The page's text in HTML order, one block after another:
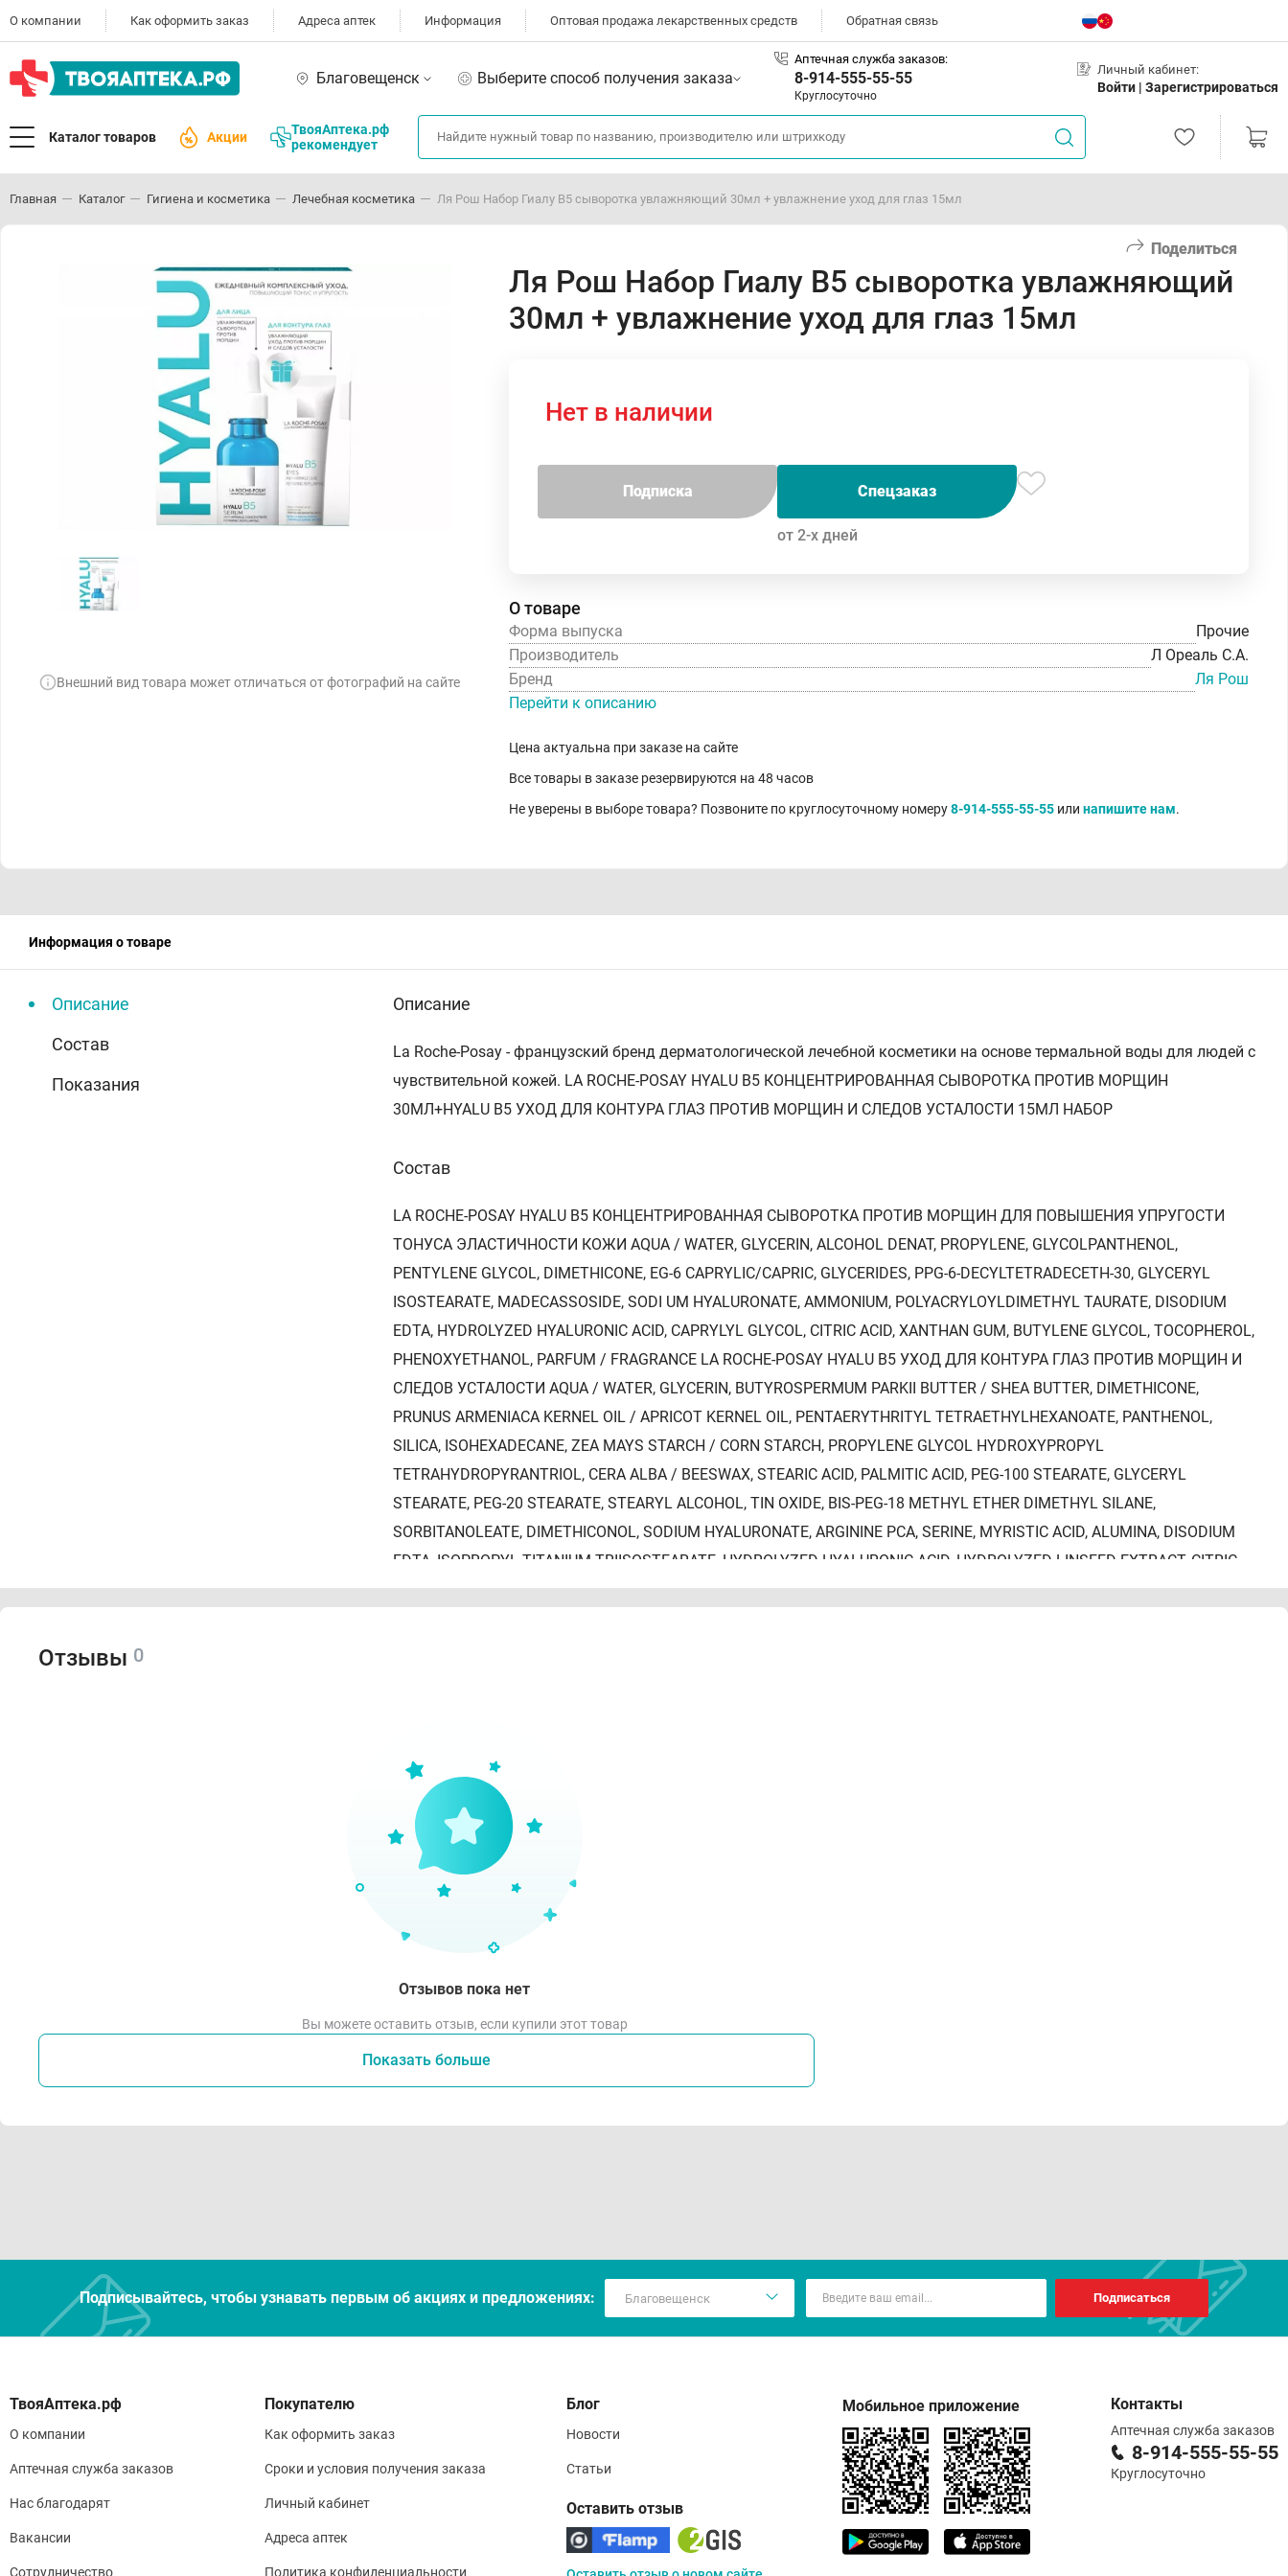
О компании Как оформить заказ Адреса аптек Информация Оптовая продажа лекарственных средств Обратная связь
Благовещенск Выберите способ получения заказа
Аптечная служба заказов:
8-914-555-55-55
Круглосуточно
Личный кабинет:
Войти | Зарегистрироваться
Каталог товаров Акции
ТвояАптека.рф
рекомендует
Главная Каталог Гигиена и косметика Лечебная косметика Ля Рош Набор Гиалу В5 сыворотка увлажняющий 30мл + увлажнение уход для глаз 15мл
Поделиться
Внешний вид товара может отличаться от фотографий на сайте
Ля Рош Набор Гиалу В5 сыворотка увлажняющий
30мл + увлажнение уход для глаз 15мл
Нет в наличии
Подписка Спецзаказ
от 2-х дней
О товаре
Форма выпуска
Прочие
Производитель
Л Ореаль С.А.
Бренд
Ля Рош
Перейти к описанию
Цена актуальна при заказе на сайте
Все товары в заказе резервируются на 48 часов
Не уверены в выборе товара? Позвоните по круглосуточному номеру8-914-555-55-55 или напишите нам.
Информация о товаре
Описание
Состав
Показания
Описание
La Roche-Posay - французский бренд дерматологической лечебной косметики на основе термальной воды для людей с
чувствительной кожей. LA ROCHE-POSAY HYALU B5 КОНЦЕНТРИРОВАННАЯ СЫВОРОТКА ПРОТИВ МОРЩИН
30МЛ+HYALU B5 УХОД ДЛЯ КОНТУРА ГЛАЗ ПРОТИВ МОРЩИН И СЛЕДОВ УСТАЛОСТИ 15МЛ НАБОР
Состав
LA ROCHE-POSAY HYALU B5 КОНЦЕНТРИРОВАННАЯ СЫВОРОТКА ПРОТИВ МОРЩИН ДЛЯ ПОВЫШЕНИЯ УПРУГОСТИ
ТОНУСА ЭЛАСТИЧНОСТИ КОЖИ AQUA / WATER, GLYCERIN, ALCOHOL DENAT, PROPYLENE, GLYCOLPANTHENOL,
PENTYLENE GLYCOL, DIMETHICONE, EG-6 CAPRYLIC/CAPRIC, GLYCERIDES, PPG-6-DECYLTETRADECETH-30, GLYCERYL
ISOSTEARATE, MADECASSOSIDE, SODI UM HYALURONATE, AMMONIUM, POLYACRYLOYLDIMETHYL TAURATE, DISODIUM
EDTA, HYDROLYZED HYALURONIC ACID, CAPRYLYL GLYCOL, CITRIC ACID, XANTHAN GUM, BUTYLENE GLYCOL, TOCOPHEROL,
PHENOXYETHANOL, PARFUM / FRAGRANCE LA ROCHE-POSAY HYALU B5 УХОД ДЛЯ КОНТУРА ГЛАЗ ПРОТИВ МОРЩИН И
СЛЕДОВ УСТАЛОСТИ AQUA / WATER, GLYCERIN, BUTYROSPERMUM PARKII BUTTER / SHEA BUTTER, DIMETHICONE,
PRUNUS ARMENIACA KERNEL OIL / APRICOT KERNEL OIL, PENTAERYTHRITYL TETRAETHYLHEXANOATE, PANTHENOL,
SILICA, ISOHEXADECANE, ZEA MAYS STARCH / CORN STARCH, PROPYLENE GLYCOL HYDROXYPROPYL
TETRAHYDROPYRANTRIOL, CERA ALBA / BEESWAX, STEARIC ACID, PALMITIC ACID, PEG-100 STEARATE, GLYCERYL
STEARATE, PEG-20 STEARATE, STEARYL ALCOHOL, TIN OXIDE, BIS-PEG-18 METHYL ETHER DIMETHYL SILANE,
SORBITANOLEATE, DIMETHICONOL, SODIUM HYALURONATE, ARGININE PCA, SERINE, MYRISTIC ACID, ALUMINA, DISODIUM
EDTA, ISOPROPYL TITANIUM TRIISOSTEARATE, HYDROLYZED HYALURONIC ACID, HYDROLYZED LINSEED EXTRACT, CITRIC
ACID, ACETYL DIPEPTIDE-1 CETYL ESTER, TOLUENE SULFONIC ACID, POLYSORBATE 80, ACRYLAMIDE/SODIUM
LA ROCHE-POSAY HYALU B5 КОНЦЕНТРИРОВАННАЯ СЫВОРОТКА ПРОТИВ МОРЩИН ДЛЯ ПОВЫШЕНИЯ УПРУГОСТИ
ТОНУСА ЭЛАСТИЧНОСТИ КОЖИ Для всех типов кожи, антивозрастной уход. LA ROCHE-POSAY HYALU B5 УХОД ДЛЯ
КОНТУРА ГЛАЗ ПРОТИВ МОРЩИН И СЛЕДОВ УСТАЛОСТИ. Увлажняющий крем для контура глаз Hyalu B5
предназначен для ежедневного антивозрастного ухода за зоной вокруг глаз. Для всех типов кожи
Отзывы 0
Отзывов пока нет
Вы можете оставить отзыв, если купили этот товар
Показать больше
Подписывайтесь, чтобы узнавать первым об акцияx и предложениях: Подписаться
О компании
Аптечная служба заказов
Нас благодарят
Вакансии
Сотрудничество
Покупателю
Как оформить заказ
Сроки и условия получения заказа
Личный кабинет
Адреса аптек
Политика конфиденциальности
Блог
Новости
Статьи
Оставить отзыв
Мобильное приложение Контакты
Аптечная служба заказов
8-914-555-55-55
Круглосуточно